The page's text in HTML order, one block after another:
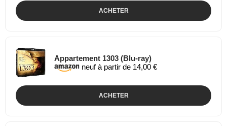
ACHETER
Appartement 1303 (Blu-ray)
neuf à partir de 14,00 €
ACHETER